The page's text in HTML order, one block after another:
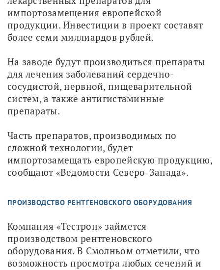
импортозамещения европейской
продукции. Инвестиции в проект составят
более семи миллиардов рублей.
На заводе будут производиться препараты
для лечения заболеваний сердечно-
сосудистой, нервной, пищеварительной
систем, а также антигистаминные
препараты.
Часть препаратов, производимых по
сложной технологии, будет
импортозамещать европейскую продукцию,
сообщают «Ведомости Северо-Запада».
ПРОИЗВОДСТВО РЕНТГЕНОВСКОГО ОБОРУДОВАНИЯ
Компания «Тестрон» займется
производством рентгеновского
оборудования. В Смолньом отметили, что
возможность просмотра любых сечений и